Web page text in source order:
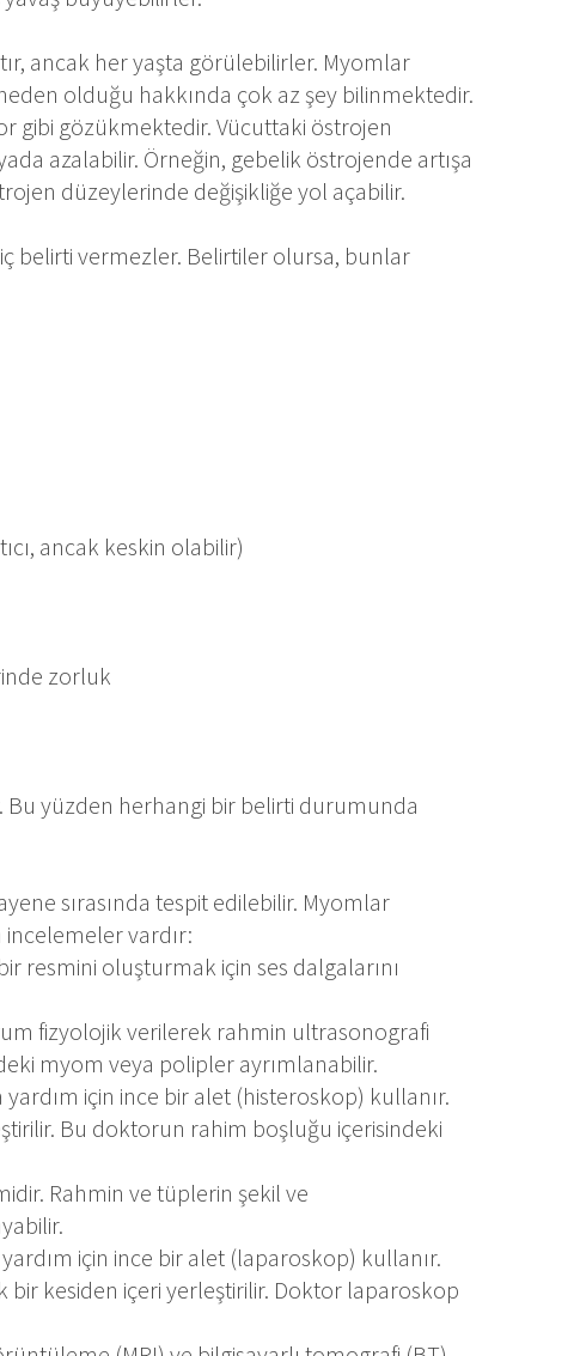
ancak her yaşta görülebilirler. Myomlar
olduğu hakkında çok az şey bilinmektedir.
gibi gözükmektedir. Vücuttaki östrojen
azalabilir. Örneğin, gebelik östrojende artışa
düzeylerinde değişikliğe yol açabilir.
belirti vermezler. Belirtiler olursa, bunlar
ancak keskin olabilir)
zorluk
Bu yüzden herhangi bir belirti durumunda
sırasında tespit edilebilir. Myomlar
vardır:
resmini oluşturmak için ses dalgalarını
fizyolojik verilerek rahmin ultrasonografi
myom veya polipler ayrımlanabilir.
için ince bir alet (histeroskop) kullanır.
Bu doktorun rahim boşluğu içerisindeki
Rahmin ve tüplerin şekil ve
için ince bir alet (laparoskop) kullanır.
kesiden içeri yerleştirilir. Doktor laparoskop